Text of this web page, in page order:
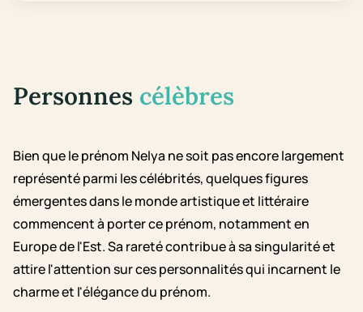
Personnes célèbres
Bien que le prénom Nelya ne soit pas encore largement
représenté parmi les célébrités, quelques figures
émergentes dans le monde artistique et littéraire
commencent à porter ce prénom, notamment en
Europe de l'Est. Sa rareté contribue à sa singularité et
attire l'attention sur ces personnalités qui incarnent le
charme et l'élégance du prénom.